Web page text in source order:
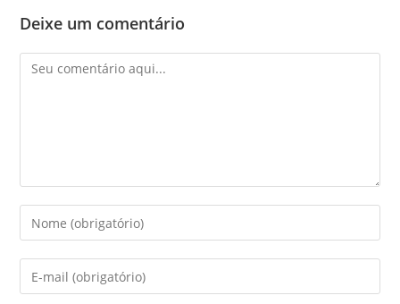
Deixe um comentário
Comentário
Digite
seu
nome
ou
Digite
seu